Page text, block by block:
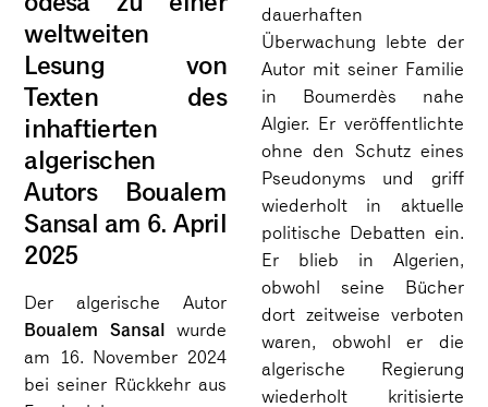
weltweiten
Lesung von
Texten des
inhaftierten
algerischen
Autors Boualem
Sansal am 6. April
2025
Der algerische Autor
Boualem Sansal wurde
am 16. November 2024
bei seiner Rückkehr aus
dauerhaften
Überwachung lebte der
Autor mit seiner Familie
in Boumerdès nahe
Algier. Er veröffentlichte
ohne den Schutz eines
Pseudonyms und griff
wiederholt in aktuelle
politische Debatten ein.
Er blieb in Algerien,
obwohl seine Bücher
dort zeitweise verboten
waren, obwohl er die
algerische Regierung
wiederholt kritisierte